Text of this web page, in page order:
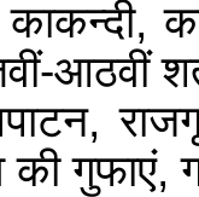
काकन्दी,
आठवीं
की